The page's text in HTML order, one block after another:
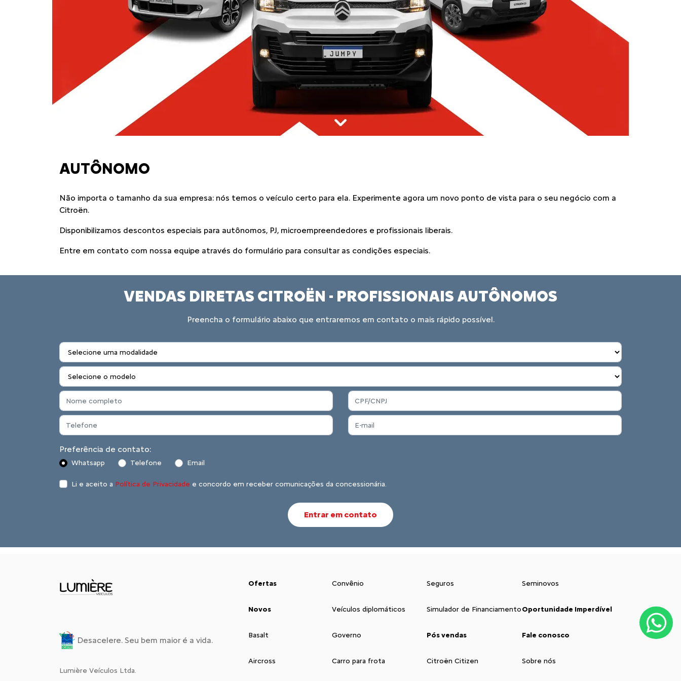
AUTÔNOMO
Não importa o tamanho da sua empresa: nós temos o veículo certo para ela. Experimente agora um novo ponto de vista para o seu negócio com a
Citroën.
Disponibilizamos descontos especiais para autônomos, PJ, microempreendedores e profissionais liberais.
Entre em contato com nossa equipe através do formulário para consultar as condições especiais.
VENDAS DIRETAS CITROËN - PROFISSIONAIS AUTÔNOMOS
Preencha o formulário abaixo que entraremos em contato o mais rápido possível.
Preferência de contato:
Whatsapp Telefone Email
Li e aceito a Política de Privacidade e concordo em receber comunicações da concessionária.
Entrar em contato
Desacelere. Seu bem maior é a vida.
Lumière Veículos Ltda.
Ofertas
Novos
Basalt
Aircross
Convênio
Veículos diplomáticos
Governo
Carro para frota
Seguros
Simulador de Financiamento
Pós vendas
Citroën Citizen
Seminovos
Oportunidade Imperdível
Fale conosco
Sobre nós